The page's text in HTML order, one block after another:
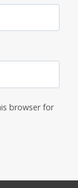
browser for